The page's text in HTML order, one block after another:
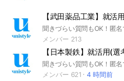
ン（Canon） / 島津製作所 / 富
ョン / 京セラ / 東芝 / ヤンマー /
オリンパス / ニコン / 住友電気工
プソン / DMG森精機 / ブリヂス
DK / 東京エレクトロン / コニカ
ッシュ(BOSCH) / シャープ（
建機 / コマツ（小松製作所） / 住
パイン / 富士電機 / ファナック
ングジャパン / ディスコ ▼オリンパスの企業研究はこちらか
メンバー 213
【日本製鉄】就活用(
メンバー 621
4 時間前